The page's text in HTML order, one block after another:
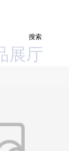
搜索
展厅